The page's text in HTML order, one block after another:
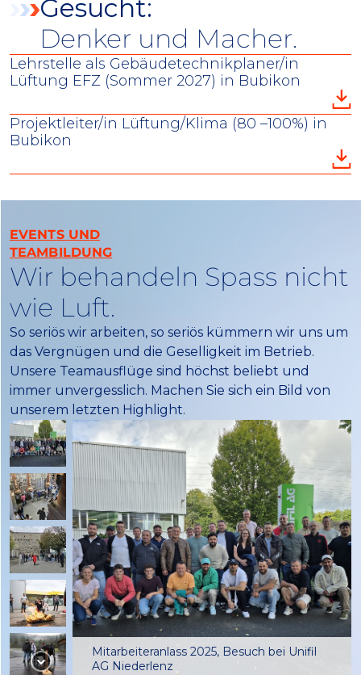
Gesucht:
Denker und Macher.
Lehrstelle als Gebäudetechnikplaner/in
Lüftung EFZ (Sommer 2027) in Bubikon
Projektleiter/in Lüftung/Klima (80 –100%) in
Bubikon
Mitarbeiteranlass 2025, Besuch bei Unifil
AG Niederlenz
EVENTS UND
TEAMBILDUNG
Wir behandeln Spass nicht
wie Luft.
So seriös wir arbeiten, so seriös kümmern wir uns um
das Vergnügen und die Geselligkeit im Betrieb.
Unsere Teamausflüge sind höchst beliebt und
immer unvergesslich. Machen Sie sich ein Bild von
unserem letzten Highlight.